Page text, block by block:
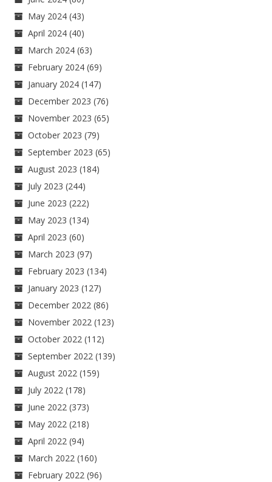
May 2024 (43)
April 2024 (40)
March 2024 (63)
February 2024 (69)
January 2024 (147)
December 2023 (76)
November 2023 (65)
October 2023 (79)
September 2023 (65)
August 2023 (184)
July 2023 (244)
June 2023 (222)
May 2023 (134)
April 2023 (60)
March 2023 (97)
February 2023 (134)
January 2023 (127)
December 2022 (86)
November 2022 (123)
October 2022 (112)
September 2022 (139)
August 2022 (159)
July 2022 (178)
June 2022 (373)
May 2022 (218)
April 2022 (94)
March 2022 (160)
February 2022 (96)